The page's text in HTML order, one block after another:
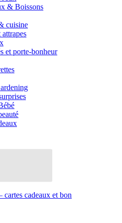
& Boissons
cuisine
attrapes
et porte-bonheur
cadeaux et bon